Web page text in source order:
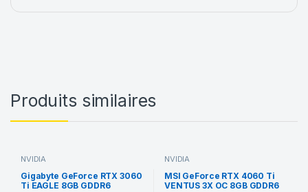
Produits similaires
NVIDIA
Gigabyte GeForce RTX 3060
Ti EAGLE 8GB GDDR6
NVIDIA
MSI GeForce RTX 4060 Ti
VENTUS 3X OC 8GB GDDR6